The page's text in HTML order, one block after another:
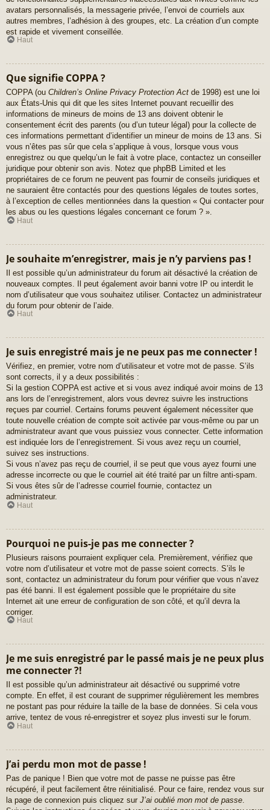
avatars personnalisés, la messagerie privée, l’envoi de courriels aux
autres membres, l’adhésion à des groupes, etc. La création d’un compte
est rapide et vivement conseillée.
Haut
Que signifie COPPA ?
COPPA (ou Children’s Online Privacy Protection Act de 1998) est une loi
aux États-Unis qui dit que les sites Internet pouvant recueillir des
informations de mineurs de moins de 13 ans doivent obtenir le
consentement écrit des parents (ou d’un tuteur légal) pour la collecte de
ces informations permettant d’identifier un mineur de moins de 13 ans. Si
vous n’êtes pas sûr que cela s’applique à vous, lorsque vous vous
enregistrez ou que quelqu’un le fait à votre place, contactez un conseiller
juridique pour obtenir son avis. Notez que phpBB Limited et les
propriétaires de ce forum ne peuvent pas fournir de conseils juridiques et
ne sauraient être contactés pour des questions légales de toutes sortes,
à l’exception de celles mentionnées dans la question « Qui contacter pour
les abus ou les questions légales concernant ce forum ? ».
Haut
Je souhaite m’enregistrer, mais je n’y parviens pas !
Il est possible qu’un administrateur du forum ait désactivé la création de
nouveaux comptes. Il peut également avoir banni votre IP ou interdit le
nom d’utilisateur que vous souhaitez utiliser. Contactez un administrateur
du forum pour obtenir de l’aide.
Haut
Je suis enregistré mais je ne peux pas me connecter !
Vérifiez, en premier, votre nom d’utilisateur et votre mot de passe. S’ils
sont corrects, il y a deux possibilités :
Si la gestion COPPA est active et si vous avez indiqué avoir moins de 13
ans lors de l’enregistrement, alors vous devrez suivre les instructions
reçues par courriel. Certains forums peuvent également nécessiter que
toute nouvelle création de compte soit activée par vous-même ou par un
administrateur avant que vous puissiez vous connecter. Cette information
est indiquée lors de l’enregistrement. Si vous avez reçu un courriel,
suivez ses instructions.
Si vous n’avez pas reçu de courriel, il se peut que vous ayez fourni une
adresse incorrecte ou que le courriel ait été traité par un filtre anti-spam.
Si vous êtes sûr de l’adresse courriel fournie, contactez un
administrateur.
Haut
Pourquoi ne puis-je pas me connecter ?
Plusieurs raisons pourraient expliquer cela. Premièrement, vérifiez que
votre nom d’utilisateur et votre mot de passe soient corrects. S’ils le
sont, contactez un administrateur du forum pour vérifier que vous n’avez
pas été banni. Il est également possible que le propriétaire du site
Internet ait une erreur de configuration de son côté, et qu’il devra la
corriger.
Haut
Je me suis enregistré par le passé mais je ne peux plus
me connecter ?!
Il est possible qu’un administrateur ait désactivé ou supprimé votre
compte. En effet, il est courant de supprimer régulièrement les membres
ne postant pas pour réduire la taille de la base de données. Si cela vous
arrive, tentez de vous ré-enregistrer et soyez plus investi sur le forum.
Haut
J’ai perdu mon mot de passe !
Pas de panique ! Bien que votre mot de passe ne puisse pas être
récupéré, il peut facilement être réinitialisé. Pour ce faire, rendez vous sur
la page de connexion puis cliquez sur J’ai oublié mon mot de passe